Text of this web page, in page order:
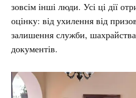
зовсім інші люди. Усі ці дії
оцінку: від ухилення від
залишення служби,
документів.